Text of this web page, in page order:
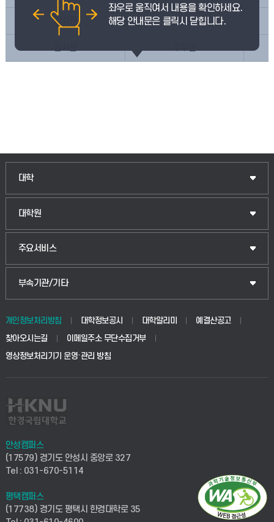
감사관 팀장
대학
대학원
주요서비스
부속기관/기타
개인정보처리방침 대학정보공시 대학알리미
예결산공고
찾아오시는길
이메일주소 무단수집거부
영상정보처리기기 운영·관리 방침
안성캠퍼스
(17579) 경기도 안성시 중앙로 327
Tel : 031-670-5114
평택캠퍼스
(17738) 경기도 평택시 한경대학로 35